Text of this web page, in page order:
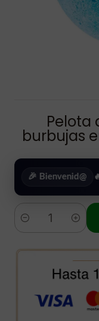
Pelota
burbujas
🎉 Bienvenid@ 🔥
Cantidad